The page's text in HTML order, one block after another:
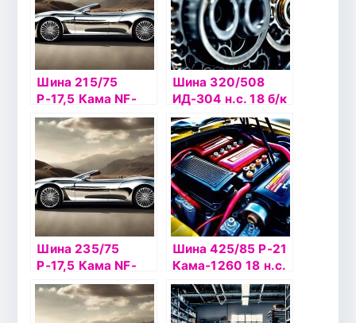
Шина 215/75
Р-17,5 Кама NF-
202 б/к НкШз
Шина 320/508
ИД-304 н.с. 18 б/к
Шина 235/75
Р-17,5 Кама NF-
202 б/к
Шина 425/85 Р-21
Кама-1260 18 н.с.
с а/к